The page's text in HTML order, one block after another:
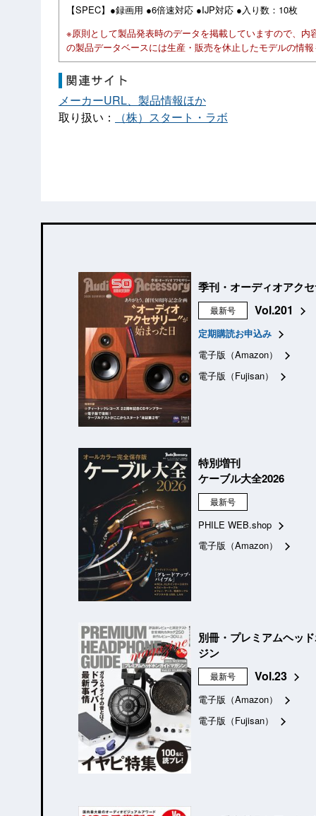
【SPEC】●録画用 ●6倍速対応 ●IJP対応 ●入り数：10枚
※原則として製品発表時のデータを掲載していますので、
の製品データベースには生産・販売を休止したモデルの情
メーカーURL、製品情報ほか
取り扱い：
（株）スタート・ラボ
季刊・オーディオアク
最新号 Vol.201
定期購読お申込み
電子版（Amazon）
電子版（Fujisan）
特別増刊
ケーブル大全2026
最新号
PHILE WEB.shop
電子版（Amazon）
別冊・プレミアムヘッ
ジン
最新号 Vol.23
電子版（Amazon）
電子版（Fujisan）